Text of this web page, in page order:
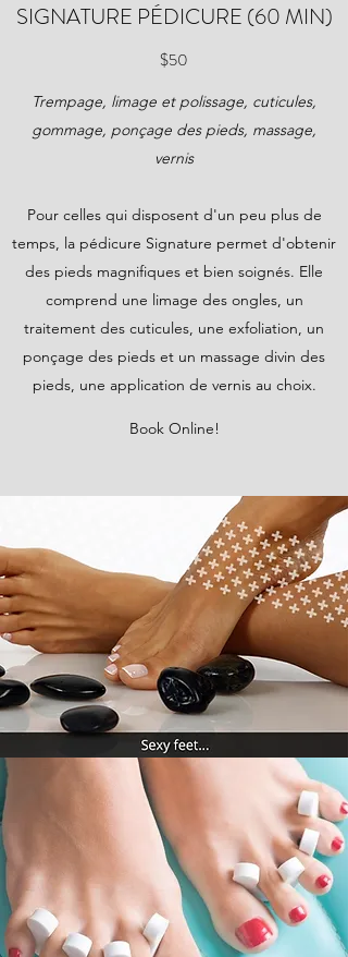
SIGNATURE PÉDICURE (60 MIN)
$50
Trempage, limage et polissage, cuticules,
gommage, ponçage des pieds, massage,
vernis
Pour celles qui disposent d'un peu plus de
temps, la pédicure Signature permet d'obtenir
des pieds magnifiques et bien soignés. Elle
comprend une limage des ongles, un
traitement des cuticules, une exfoliation, un
ponçage des pieds et un massage divin des
pieds, une application de vernis au choix.
Book Online!